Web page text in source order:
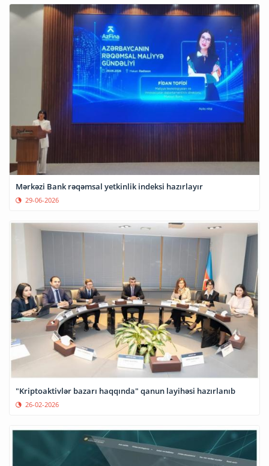
Mərkəzi Bank rəqəmsal yetkinlik indeksi hazırlayır
29-06-2026
"Kriptoaktivlər bazarı haqqında" qanun layihəsi hazırlanıb
26-02-2026